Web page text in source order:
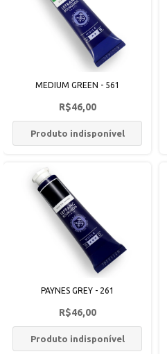
MEDIUM GREEN - 561
R$46,00
Produto indisponível
PAYNES GREY - 261
R$46,00
Produto indisponível